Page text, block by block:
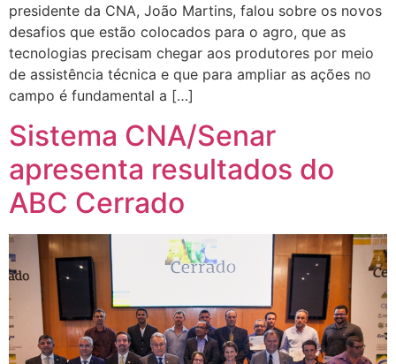
presidente da CNA, João Martins, falou sobre os novos
desafios que estão colocados para o agro, que as
tecnologias precisam chegar aos produtores por meio
de assistência técnica e que para ampliar as ações no
campo é fundamental a […]
Sistema CNA/Senar
apresenta resultados do
ABC Cerrado